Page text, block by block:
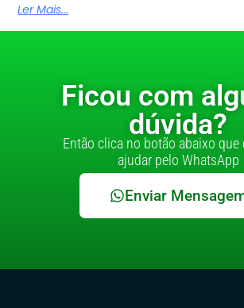
Ler Mais...
Ficou com
dúvida?
Então clica no botão abaixo que
ajudar pelo WhatsApp
Enviar